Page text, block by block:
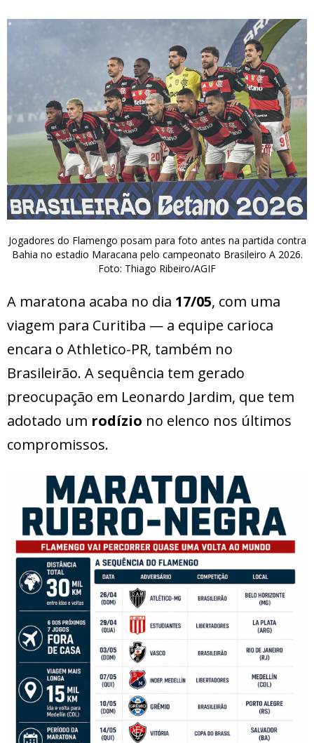
Jogadores do Flamengo posam para foto antes na partida contra
Bahia no estadio Maracana pelo campeonato Brasileiro A 2026.
Foto: Thiago Ribeiro/AGIF
A maratona acaba no dia 17/05, com uma
viagem para Curitiba — a equipe carioca
encara o Athletico-PR, também no
Brasileirão. A sequência tem gerado
preocupação em Leonardo Jardim, que tem
adotado um rodízio no elenco nos últimos
compromissos.